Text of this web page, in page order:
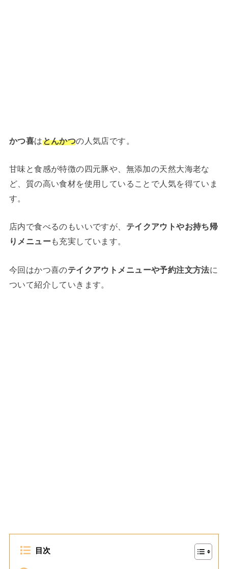
かつ喜はとんかつの人気店です。
甘味と食感が特徴の四元豚や、無添加の天然大海老な
ど、質の高い食材を使用していることで人気を得ていま
す。
店内で食べるのもいいですが、 テイクアウトやお持ち帰
りメニューも充実しています。
今回はかつ喜のテイクアウトメニューや予約注文方法に
ついて紹介していきます。
目次